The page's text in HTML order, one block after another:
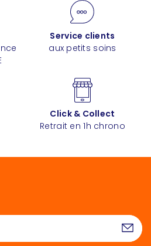
Service clients
aux petits soins
Click & Collect
Retrait en 1h chrono